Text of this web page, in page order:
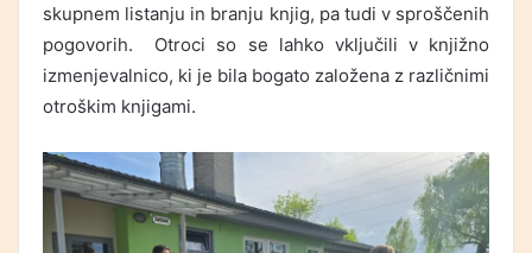
skupnem listanju in branju knjig, pa tudi v sproščenih
pogovorih. Otroci so se lahko vključili v knjižno
izmenjevalnico, ki je bila bogato založena z različnimi
otroškim knjigami.